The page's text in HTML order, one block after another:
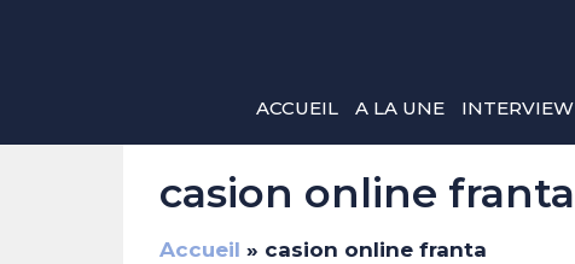
ACCUEIL A LA UNE INTERVIEW
casion online franta
Accueil » casion online franta